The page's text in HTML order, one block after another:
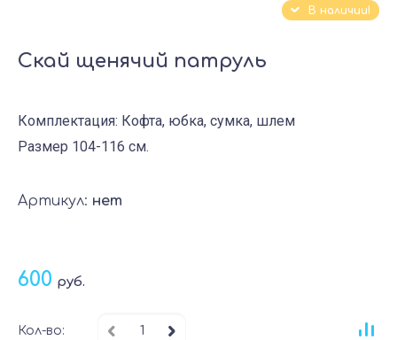
В наличии!
Скай щенячий патруль
Комплектация: Кофта, юбка, сумка, шлем
Размер 104-116 см.
Артикул: нет
600 руб.
Кол-во: